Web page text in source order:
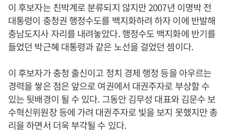
이 후보자는 친박계로 분류되지 않지만 2007년 이명박 전
대통령이 충청권 행정수도를 백지화하려 하자 이에 반발해
충남도지사 자리를 내려놓았다. 행정수도 백지화에 반기를
들었던 박근혜 대통령과 같은 노선을 걸었던 셈이다.
이 후보자가 충청 출신이고 정치 경제 행정 등을 아우르는
경력을 쌓은 점은 앞으로 여권에서 대권주자로 부상할 수
있는 뒷배경이 될 수 있다. 그동안 김무성 대표와 김문수 보
수혁신위원장 등에 가려 대권주자로 빛을 보지 못했지만 총
리을 하면서 더욱 부각될 수 있다.